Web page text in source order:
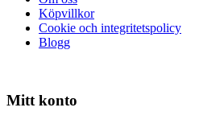
Köpvillkor
Cookie och integritetspolicy
Blogg
Mitt konto